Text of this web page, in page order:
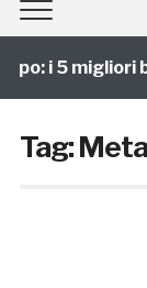
i 5 migliori
Tag:Meta